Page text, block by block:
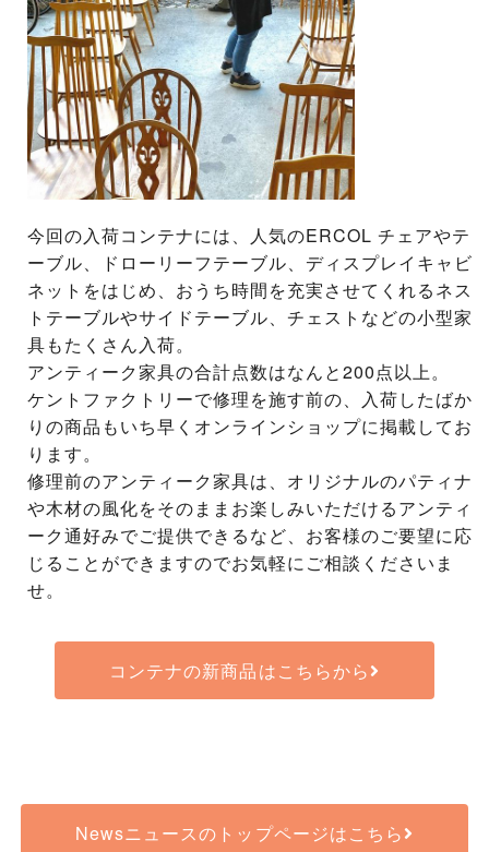
今回の入荷コンテナには、人気のERCOL チェアやテ
ーブル、ドローリーフテーブル、ディスプレイキャビ
ネットをはじめ、おうち時間を充実させてくれるネス
トテーブルやサイドテーブル、チェストなどの小型家
具もたくさん入荷。
アンティーク家具の合計点数はなんと200点以上。
ケントファクトリーで修理を施す前の、入荷したばか
りの商品もいち早くオンラインショップに掲載してお
ります。
修理前のアンティーク家具は、オリジナルのパティナ
や木材の風化をそのままお楽しみいただけるアンティ
ーク通好みでご提供できるなど、お客様のご要望に応
じることができますのでお気軽にご相談くださいま
せ。
コンテナの新商品はこちらから
Newsニュースのトップページはこちら